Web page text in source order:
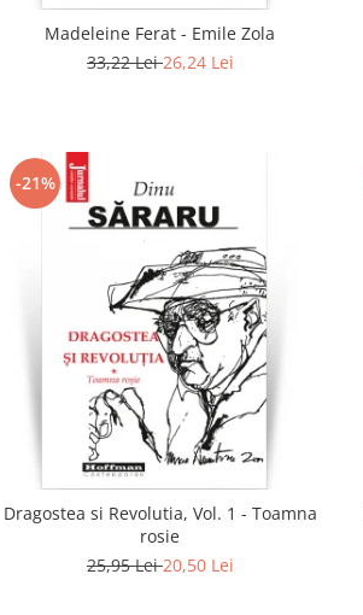
Madeleine Ferat - Emile Zola
33,22 Lei26,24 Lei
-21%
Dragostea si Revolutia, Vol. 1 - Toamna
rosie
25,95 Lei20,50 Lei